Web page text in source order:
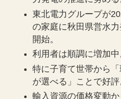
東北電力グループが
の家庭に秋田県営水
開始。
利用者は順調に増加中
特に子育て世帯から
が選べる」ことで好評
輸入資源の価格変動